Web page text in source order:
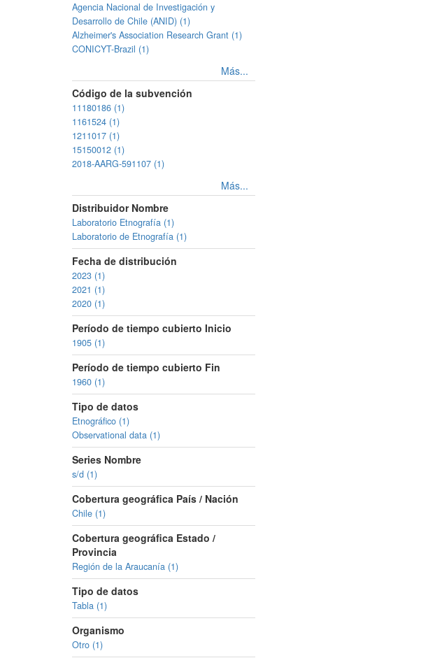
Agencia Nacional de Investigación y
Desarrollo de Chile (ANID) (1)
Alzheimer's Association Research Grant (1)
CONICYT-Brazil (1)
Más...
Código de la subvención
11180186 (1)
1161524 (1)
1211017 (1)
15150012 (1)
2018-AARG-591107 (1)
Más...
Distribuidor Nombre
Laboratorio Etnografía (1)
Laboratorio de Etnografía (1)
Fecha de distribución
2023 (1)
2021 (1)
2020 (1)
Período de tiempo cubierto Inicio
1905 (1)
Período de tiempo cubierto Fin
1960 (1)
Tipo de datos
Etnográfico (1)
Observational data (1)
Series Nombre
s/d (1)
Cobertura geográfica País / Nación
Chile (1)
Cobertura geográfica Estado /
Provincia
Región de la Araucanía (1)
Tipo de datos
Tabla (1)
Organismo
Otro (1)